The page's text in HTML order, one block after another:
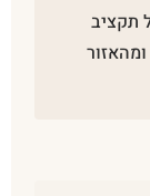
תקציב